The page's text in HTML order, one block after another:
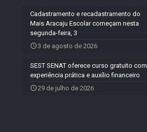
Cadastramento e recadastramento do
Mais Aracaju Escolar começam nesta
segunda-feira, 3
3 de agosto de 2026
SEST SENAT oferece curso gratuito com
experiência prática e auxílio financeiro
29 de julho de 2026